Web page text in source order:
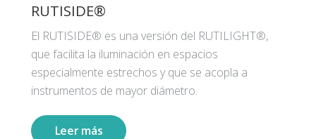
RUTISIDE®
El RUTISIDE® es una versión del RUTILIGHT®,
que facilita la iluminación en espacios
especialmente estrechos y que se acopla a
instrumentos de mayor diámetro.
Leer más